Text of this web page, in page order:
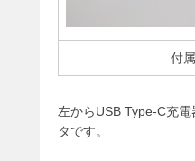
付
左からUSB Type-C充
タです。